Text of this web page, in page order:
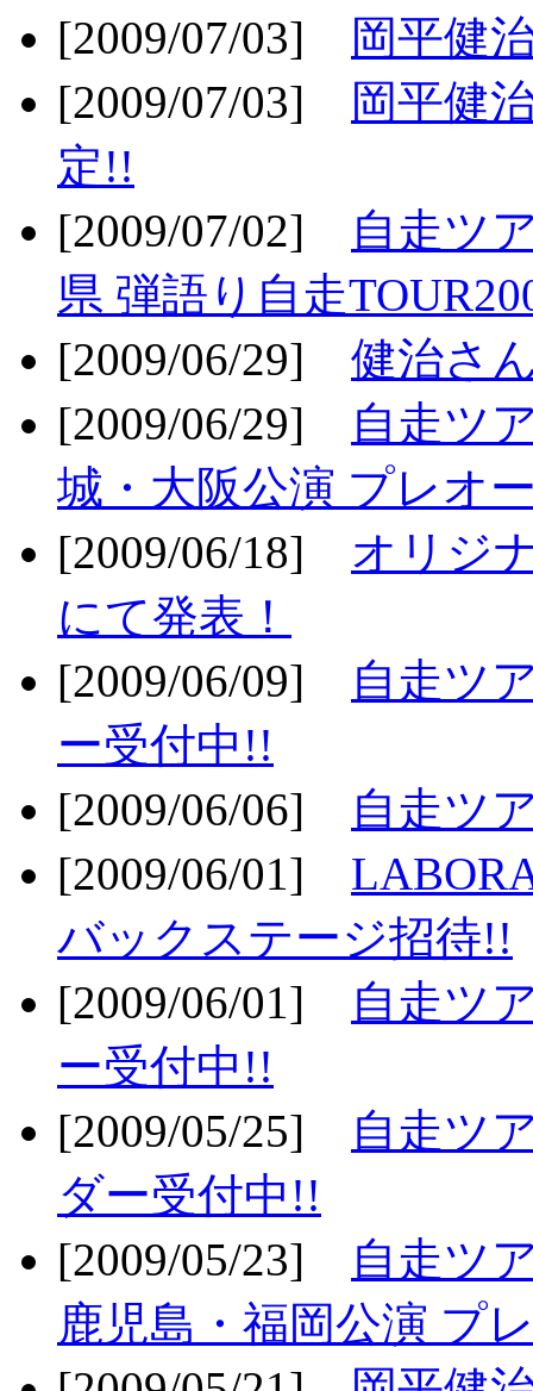
[2009/07/03]
岡平健
[2009/07/03]
岡平健
定!!
[2009/07/02]
自走ツ
県 弾語り自走
[2009/06/29] 健治さ
[2009/06/29]
自走ツ
城・大阪公演 プレオ
[2009/06/18] オリジ
にて発表！
[2009/06/09]
自走ツ
ー受付中!!
[2009/06/06]
自走ツ
[2009/06/01]
バックステージ招待!!
[2009/06/01]
自走ツ
ー受付中!!
[2009/05/25]
自走ツ
ダー受付中!!
[2009/05/23]
自走ツ
鹿児島・福岡公演 プ